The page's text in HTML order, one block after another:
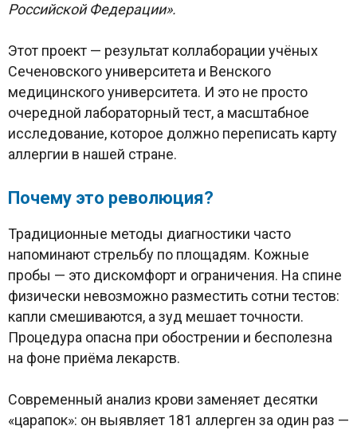
Российской Федерации».
Этот проект — результат коллаборации учёных
Сеченовского университета и Венского
медицинского университета. И это не просто
очередной лабораторный тест, а масштабное
исследование, которое должно переписать карту
аллергии в нашей стране.
Почему это революция?
Традиционные методы диагностики часто
напоминают стрельбу по площадям. Кожные
пробы — это дискомфорт и ограничения. На спине
физически невозможно разместить сотни тестов:
капли смешиваются, а зуд мешает точности.
Процедура опасна при обострении и бесполезна
на фоне приёма лекарств.
Современный анализ крови заменяет десятки
«царапок»: он выявляет 181 аллерген за один раз —